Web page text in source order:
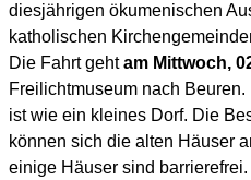
diesjährigen ökumenischen
katholischen
Die Fahrt gehtam Mittwoch,
Freilichtmuseum nach
ist wie ein kleines Dorf. Die
können sich die alten Häuser
einige Häuser sind